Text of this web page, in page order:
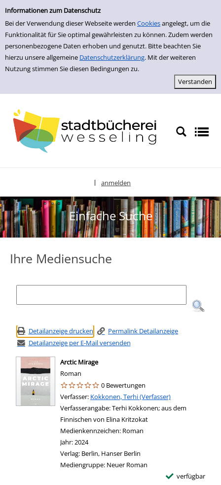
Informationen zum Datenschutz
Bei der Verwendung dieser Webseite werden Cookiesangelegt, um die
Funktionalität für Sie optimal gewährleisten zu können. Zudem werden
personenbezogene Daten erhoben und genutzt. Bitte beachten Sie
hierzu unsere allgemeine Datenschutzerklärung. Mit der weiteren
Nutzung stimmen Sie diesen Bedingungen zu.
zur Navigation springen
zum Inhalt springen
Zur Detailanzeige springen
anmelden
Einfache Suche
Ihre Mediensuche
Detailanzeige drucken
Permalink Detailanzeige
Detailanzeige per E-Mail versenden
Arctic Mirage
Roman
0 Bewertungen
Verfasser: Suche nach diesem Verfasser
Kokkonen, Terhi (Verfasser)
Verfasserangabe:Terhi Kokkonen; aus dem
Finnischen von Elina Kritzokat
Medienkennzeichen: Roman
Jahr:2024
Verlag: Berlin, Hanser Berlin
Mediengruppe: Neuer Roman
verfügbar